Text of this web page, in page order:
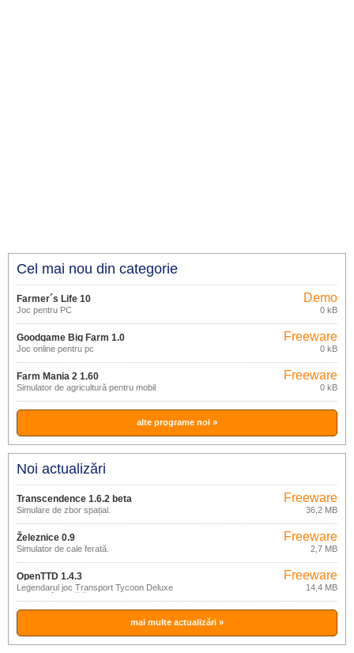
Cel mai nou din categorie
Farmer´s Life 10
Joc pentru PC
Demo
0 kB
Goodgame Big Farm 1.0
Joc online pentru pc
Freeware
0 kB
Farm Mania 2 1.60
Simulator de agricultură pentru mobil
Freeware
0 kB
alte programe noi »
Noi actualizări
Transcendence 1.6.2 beta
Simulare de zbor spațial.
Freeware
36,2 MB
Železnice 0.9
Simulator de cale ferată.
Freeware
2,7 MB
OpenTTD 1.4.3
Legendarul joc Transport Tycoon Deluxe
cu multe îmbunătățiri.
Freeware
14,4 MB
mai multe actualizări »